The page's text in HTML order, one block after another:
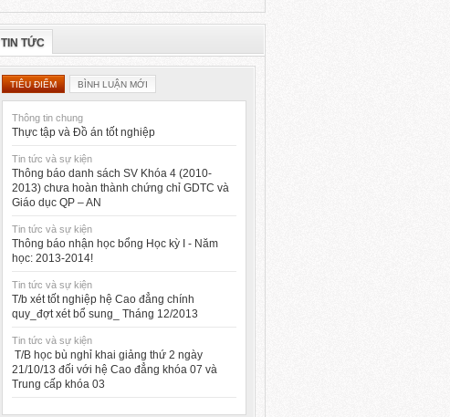
TIN TỨC
TIÊU ĐIỂM BÌNH LUẬN MỚI
Thông tin chung
Thực tập và Đồ án tốt nghiệp
Tin tức và sự kiện
Thông báo danh sách SV Khóa 4 (2010-
2013) chưa hoàn thành chứng chỉ GDTC và
Giáo dục QP – AN
Tin tức và sự kiện
Thông báo nhận học bổng Học kỳ I - Năm
học: 2013-2014!
Tin tức và sự kiện
T/b xét tốt nghiệp hệ Cao đẳng chính
quy_đợt xét bổ sung_ Tháng 12/2013
Tin tức và sự kiện
T/B học bù nghỉ khai giảng thứ 2 ngày
21/10/13 đối với hệ Cao đẳng khóa 07 và
Trung cấp khóa 03